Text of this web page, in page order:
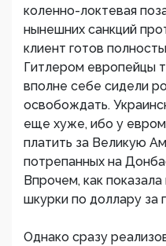
коленно-локтевая
нынешних санкций
клиент готов
Гитлером европейцы
вполне себе сидели
освобождать.
еще хуже, ибо у
платить за Великую
потрепанных на
Впрочем, как
шкурки по доллару за
Однако сразу